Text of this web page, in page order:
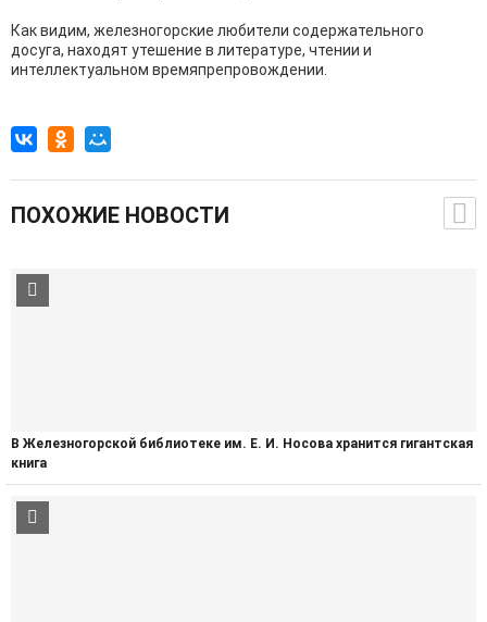
Как видим, железногорские любители содержательного
досуга, находят утешение в литературе, чтении и
интеллектуальном времяпрепровождении.
ПОХОЖИЕ НОВОСТИ
В Железногорской библиотеке им. Е. И. Носова хранится гигантская
книга